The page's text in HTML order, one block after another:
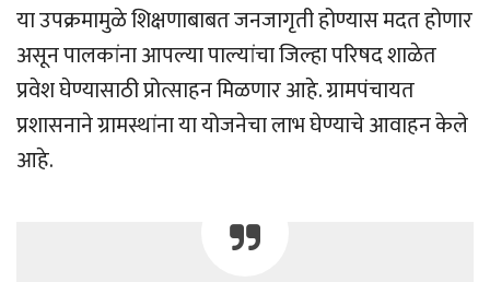
या उपक्रमामुळे शिक्षणाबाबत जनजागृती होण्यास मदत होणार
असून पालकांना आपल्या पाल्यांचा जिल्हा परिषद शाळेत
प्रवेश घेण्यासाठी प्रोत्साहन मिळणार आहे. ग्रामपंचायत
प्रशासनाने ग्रामस्थांना या योजनेचा लाभ घेण्याचे आवाहन केले
आहे.